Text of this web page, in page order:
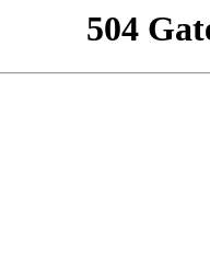
504